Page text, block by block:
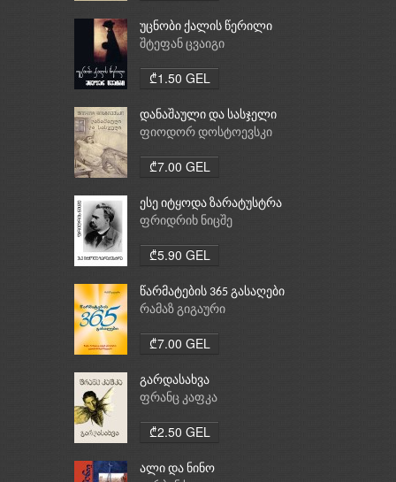
უცნობი ქალის წერილი
შტეფან ცვაიგი
₾1.50 GEL
დანაშაული და სასჯელი
ფიოდორ დოსტოევსკი
₾7.00 GEL
ესე იტყოდა ზარატუსტრა
ფრიდრიხ ნიცშე
₾5.90 GEL
წარმატების 365 გასაღები
რამაზ გიგაური
₾7.00 GEL
გარდასახვა
ფრანც კაფკა
₾2.50 GEL
ალი და ნინო